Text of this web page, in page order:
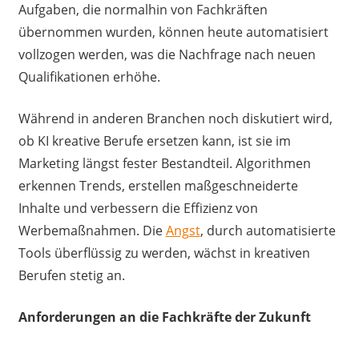
Aufgaben, die normalhin von Fachkräften
übernommen wurden, können heute automatisiert
vollzogen werden, was die Nachfrage nach neuen
Qualifikationen erhöhe.
Während in anderen Branchen noch diskutiert wird,
ob KI kreative Berufe ersetzen kann, ist sie im
Marketing längst fester Bestandteil. Algorithmen
erkennen Trends, erstellen maßgeschneiderte
Inhalte und verbessern die Effizienz von
Werbemaßnahmen. DieAngst, durch automatisierte
Tools überflüssig zu werden, wächst in kreativen
Berufen stetig an.
Anforderungen an die Fachkräfte der Zukunft